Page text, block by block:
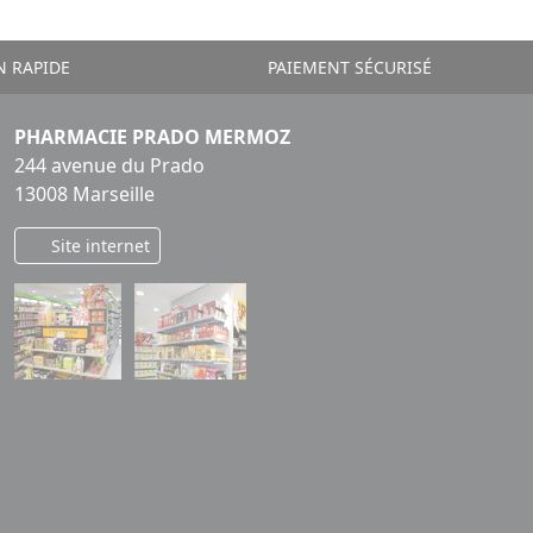
RAPIDE PAIEMENT SÉCURISÉ
PHARMACIE PRADO MERMOZ
244 avenue du Prado
13008 Marseille
Site internet